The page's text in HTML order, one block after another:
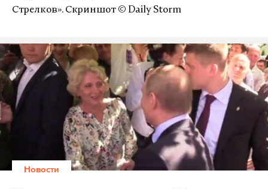
Стрелков». Скриншот © Daily Storm
Новости